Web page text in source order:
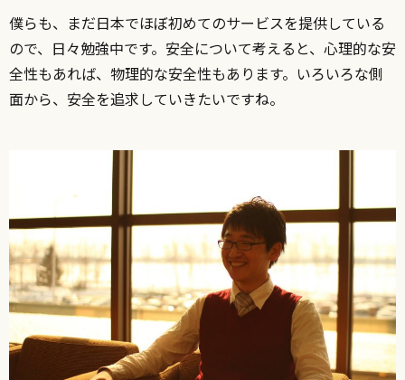
僕らも、まだ日本でほぼ初めてのサービスを提供している
ので、日々勉強中です。安全について考えると、心理的な安
全性もあれば、物理的な安全性もあります。いろいろな側
面から、安全を追求していきたいですね。